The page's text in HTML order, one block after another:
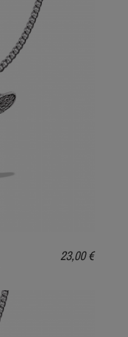
23,00 €